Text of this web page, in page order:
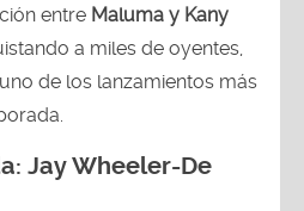
entre Maluma y Kany
a miles de oyentes,
de los lanzamientos más
Jay Wheeler-De